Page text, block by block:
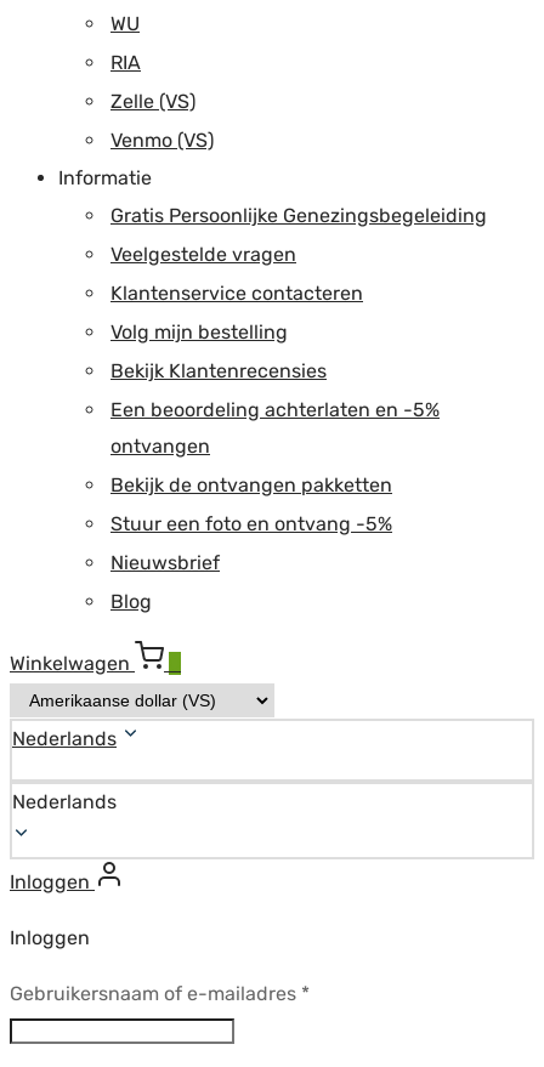
WU
RIA
Zelle (VS)
Venmo (VS)
Informatie
Gratis Persoonlijke Genezingsbegeleiding
Veelgestelde vragen
Klantenservice contacteren
Volg mijn bestelling
Bekijk Klantenrecensies
Een beoordeling achterlaten en -5%
ontvangen
Bekijk de ontvangen pakketten
Stuur een foto en ontvang -5%
Nieuwsbrief
Blog
Winkelwagen
Nederlands
Nederlands
Inloggen
Inloggen
Gebruikersnaam of e-mailadres *Vereist